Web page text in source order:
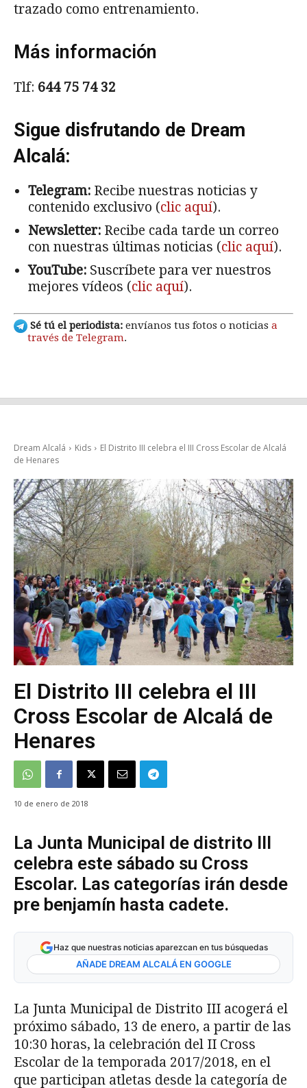
trazado como entrenamiento.
Más información
Tlf: 644 75 74 32
Sigue disfrutando de Dream
Alcalá:
Telegram: Recibe nuestras noticias y
contenido exclusivo (clic aquí).
Newsletter: Recibe cada tarde un correo
con nuestras últimas noticias (clic aquí).
YouTube: Suscríbete para ver nuestros
mejores vídeos (clic aquí).
Sé tú el periodista: envíanos tus fotos o noticias a
través de Telegram.